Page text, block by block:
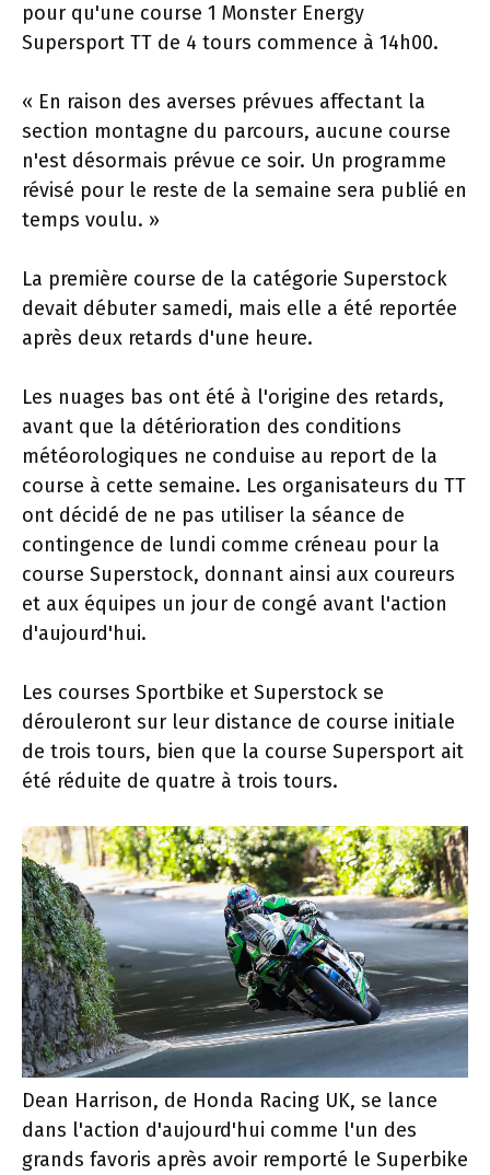
pour qu'une course 1 Monster Energy
Supersport TT de 4 tours commence à 14h00.
« En raison des averses prévues affectant la
section montagne du parcours, aucune course
n'est désormais prévue ce soir. Un programme
révisé pour le reste de la semaine sera publié en
temps voulu. »
La première course de la catégorie Superstock
devait débuter samedi, mais elle a été reportée
après deux retards d'une heure.
Les nuages ​​bas ont été à l'origine des retards,
avant que la détérioration des conditions
météorologiques ne conduise au report de la
course à cette semaine. Les organisateurs du TT
ont décidé de ne pas utiliser la séance de
contingence de lundi comme créneau pour la
course Superstock, donnant ainsi aux coureurs
et aux équipes un jour de congé avant l'action
d'aujourd'hui.
Les courses Sportbike et Superstock se
dérouleront sur leur distance de course initiale
de trois tours, bien que la course Supersport ait
été réduite de quatre à trois tours.
Dean Harrison, de Honda Racing UK, se lance
dans l'action d'aujourd'hui comme l'un des
grands favoris après avoir remporté le Superbike